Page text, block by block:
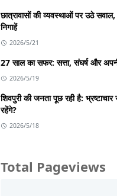
छात्रावासों की व्यवस्थाओं पर उठे सवाल,
निगाहें
2026/5/21
27 साल का सफर: सत्ता, संघर्ष और
2026/5/19
शिवपुरी की जनता पूछ रही है:
रहेंगे?
2026/5/18
Total Pageviews